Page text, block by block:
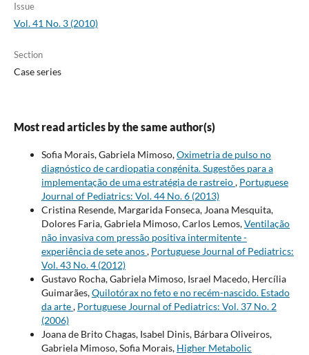
Issue
Vol. 41 No. 3 (2010)
Section
Case series
Most read articles by the same author(s)
Sofia Morais, Gabriela Mimoso,Oximetria de pulso no
diagnóstico de cardiopatia congénita. Sugestões para a
implementação de uma estratégia de rastreio, Portuguese
Journal of Pediatrics: Vol. 44 No. 6 (2013)
Cristina Resende, Margarida Fonseca, Joana Mesquita,
Dolores Faria, Gabriela Mimoso, Carlos Lemos,Ventilação
não invasiva com pressão positiva intermitente -
experiência de sete anos, Portuguese Journal of Pediatrics:
Vol. 43 No. 4 (2012)
Gustavo Rocha, Gabriela Mimoso, Israel Macedo, Hercília
Guimarães,Quilotórax no feto e no recém-nascido. Estado
da arte, Portuguese Journal of Pediatrics: Vol. 37 No. 2
(2006)
Joana de Brito Chagas, Isabel Dinis, Bárbara Oliveiros,
Gabriela Mimoso, Sofia Morais, Higher Metabolic